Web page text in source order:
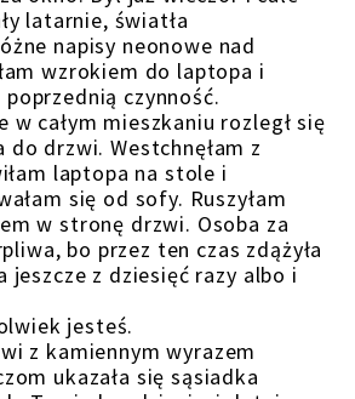
latarnie, światła
napisy neonowe nad
wzrokiem do laptopa i
czynność.
w całym mieszkaniu rozległ się
drzwi. Westchnęłam z
laptopa na stole i
się od sofy. Ruszyłam
w stronę drzwi. Osoba za
bo przez ten czas zdążyła
jeszcze z dziesięć razy albo i
jesteś.
z kamiennym wyrazem
ukazała się sąsiadka